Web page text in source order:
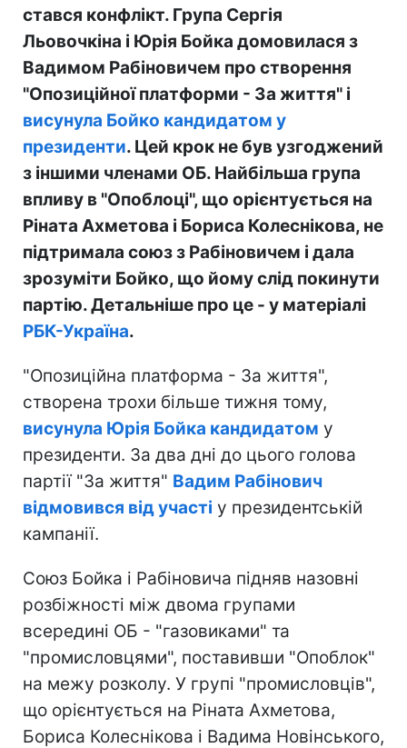
стався конфлікт. Група Сергія
Льовочкіна і Юрія Бойка домовилася з
Вадимом Рабіновичем про створення
"Опозиційної платформи - За життя" і
висунула Бойко кандидатом у
президенти. Цей крок не був узгоджений
з іншими членами ОБ. Найбільша група
впливу в "Опоблоці", що орієнтується на
Ріната Ахметова і Бориса Колеснікова, не
підтримала союз з Рабіновичем і дала
зрозуміти Бойко, що йому слід покинути
партію. Детальніше про це - у матеріалі
РБК-Україна.
"Опозиційна платформа - За життя",
створена трохи більше тижня тому,
висунула Юрія Бойка кандидатом у
президенти. За два дні до цього голова
партії "За життя" Вадим Рабінович
відмовився від участі у президентській
кампанії.
Союз Бойка і Рабіновича підняв назовні
розбіжності між двома групами
всередині ОБ - "газовиками" та
"промисловцями", поставивши "Опоблок"
на межу розколу. У групі "промисловців",
що орієнтується на Ріната Ахметова,
Бориса Колеснікова і Вадима Новінського,